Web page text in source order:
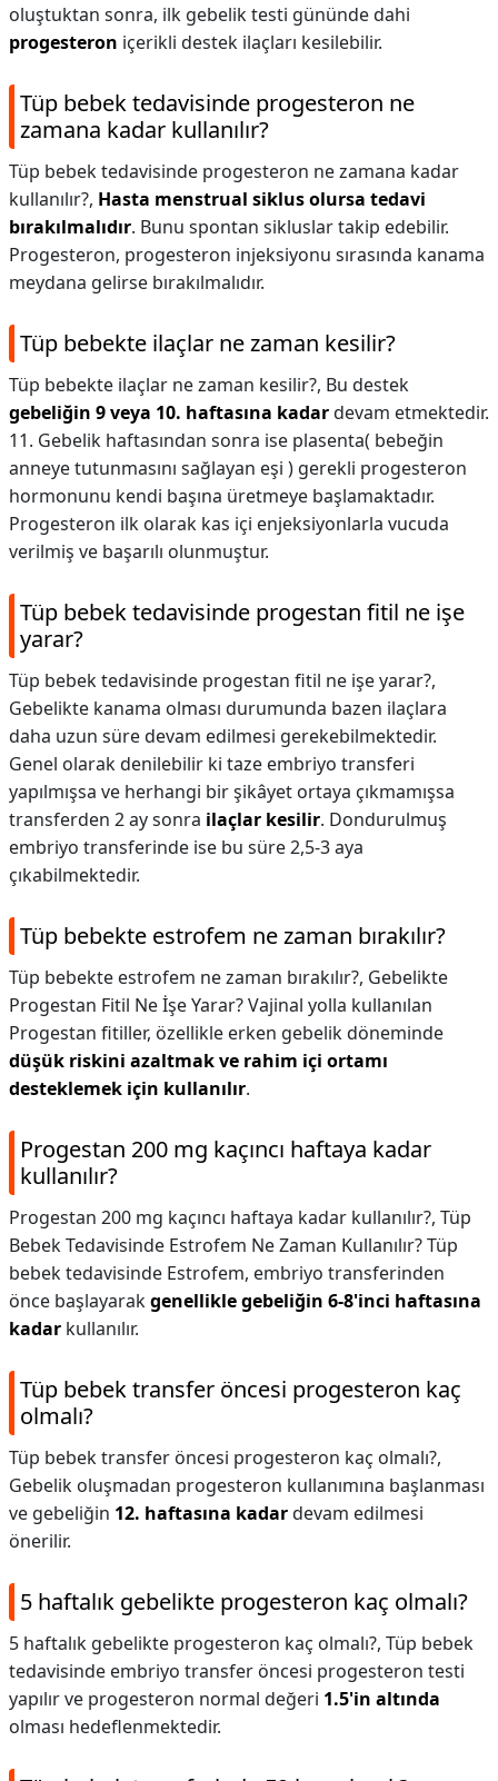
oluştuktan sonra, ilk gebelik testi gününde dahi
progesteron içerikli destek ilaçları kesilebilir.
Tüp bebek tedavisinde progesteron ne
zamana kadar kullanılır?
Tüp bebek tedavisinde progesteron ne zamana kadar
kullanılır?, Hasta menstrual siklus olursa tedavi
bırakılmalıdır. Bunu spontan sikluslar takip edebilir.
Progesteron, progesteron injeksiyonu sırasında kanama
meydana gelirse bırakılmalıdır.
Tüp bebekte ilaçlar ne zaman kesilir?
Tüp bebekte ilaçlar ne zaman kesilir?, Bu destek
gebeliğin 9 veya 10. haftasına kadardevam etmektedir.
11. Gebelik haftasından sonra ise plasenta( bebeğin
anneye tutunmasını sağlayan eşi ) gerekli progesteron
hormonunu kendi başına üretmeye başlamaktadır.
Progesteron ilk olarak kas içi enjeksiyonlarla vucuda
verilmiş ve başarılı olunmuştur.
Tüp bebek tedavisinde progestan fitil ne işe
yarar?
Tüp bebek tedavisinde progestan fitil ne işe yarar?,
Gebelikte kanama olması durumunda bazen ilaçlara
daha uzun süre devam edilmesi gerekebilmektedir.
Genel olarak denilebilir ki taze embriyo transferi
yapılmışsa ve herhangi bir şikâyet ortaya çıkmamışsa
transferden 2 ay sonra ilaçlar kesilir. Dondurulmuş
embriyo transferinde ise bu süre 2,5-3 aya
çıkabilmektedir.
Tüp bebekte estrofem ne zaman bırakılır?
Tüp bebekte estrofem ne zaman bırakılır?, Gebelikte
Progestan Fitil Ne İşe Yarar? Vajinal yolla kullanılan
Progestan fitiller, özellikle erken gebelik döneminde
düşük riskini azaltmak ve rahim içi ortamı
desteklemek için kullanılır.
Progestan 200 mg kaçıncı haftaya kadar
kullanılır?
Progestan 200 mg kaçıncı haftaya kadar kullanılır?, Tüp
Bebek Tedavisinde Estrofem Ne Zaman Kullanılır? Tüp
bebek tedavisinde Estrofem, embriyo transferinden
önce başlayarakgenellikle gebeliğin 6-8'inci haftasına
kadar kullanılır.
Tüp bebek transfer öncesi progesteron kaç
olmalı?
Tüp bebek transfer öncesi progesteron kaç olmalı?,
Gebelik oluşmadan progesteron kullanımına başlanması
ve gebeliğin 12. haftasına kadardevam edilmesi
önerilir.
5 haftalık gebelikte progesteron kaç olmalı?
5 haftalık gebelikte progesteron kaç olmalı?, Tüp bebek
tedavisinde embriyo transfer öncesi progesteron testi
yapılır ve progesteron normal değeri 1.5'in altında
olması hedeflenmektedir.